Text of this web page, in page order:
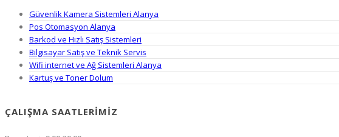
Güvenlik Kamera Sistemleri Alanya
Pos Otomasyon Alanya
Barkod ve Hızlı Satış Sistemleri
Bilgisayar Satış ve Teknik Servis
Wifi internet ve Ağ Sistemleri Alanya
Kartuş ve Toner Dolum
ÇALIŞMA SAATLERIMIZ